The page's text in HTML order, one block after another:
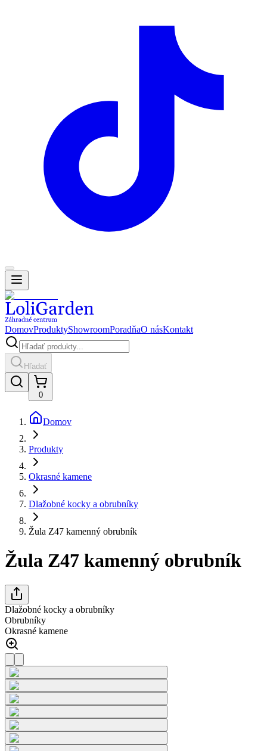
DomovProduktyShowroomPoradňaO násKontakt
Hľadať
0
Domov
Produkty
Okrasné kamene
Dlažobné kocky a obrubníky
Žula Z47 kamenný obrubník
Žula Z47 kamenný obrubník
Dlažobné kocky a obrubníky
Obrubníky
Okrasné kamene